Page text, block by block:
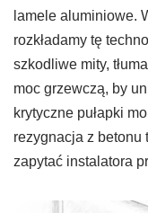
lamele aluminiowe.
rozkładamy tę
szkodliwe mity,
moc grzewczą, by
krytyczne pułapki
rezygnacja z betonu
zapytać instalatora